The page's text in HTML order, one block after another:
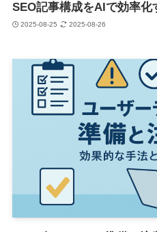
SEO記事構成をAIで効率化
2025-08-25 2025-08-26